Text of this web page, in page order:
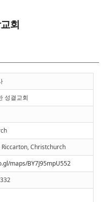
회
성결교회
Riccarton, Christchurch
maps/BY7J95mpU552